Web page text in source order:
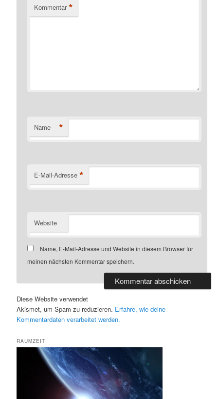
Kommentar *
Name *
E-Mail-Adresse *
Website
Name, E-Mail-Adresse und Website in diesem Browser für
meinen nächsten Kommentar speichern.
Diese Website verwendet
Akismet, um Spam zu reduzieren. Erfahre, wie deine
Kommentardaten verarbeitet werden.
RAUMZEIT